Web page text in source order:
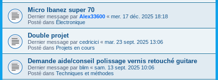
Micro Ibanez super 70
Dernier message par Alex33600 « mer. 17 déc. 2025 18:18
Posté dans Électronique
Double projet
Dernier message par cedricici « mar. 23 sept. 2025 13:06
Posté dans Projets en cours
Demande aide/conseil polissage vernis retouché guitare
Dernier message par blim « sam. 13 sept. 2025 10:06
Posté dans Techniques et méthodes